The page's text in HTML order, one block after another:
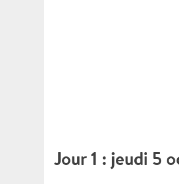
Jour 1 : jeudi 5